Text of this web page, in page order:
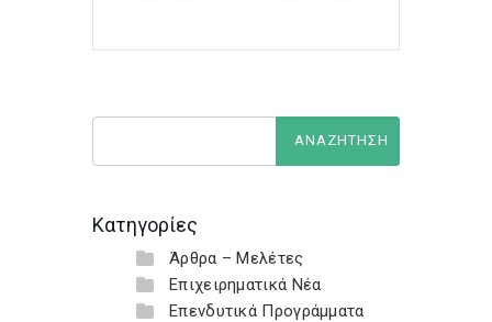
Κατηγορίες
Άρθρα – Μελέτες
Επιχειρηματικά Νέα
Επενδυτικά Προγράμματα